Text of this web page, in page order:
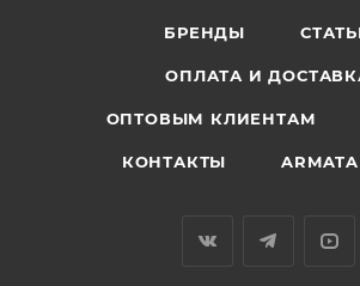
БРЕНДЫ
ОПЛАТА И
ОПТОВЫМ КЛИЕНТАМ
КОНТАКТЫ